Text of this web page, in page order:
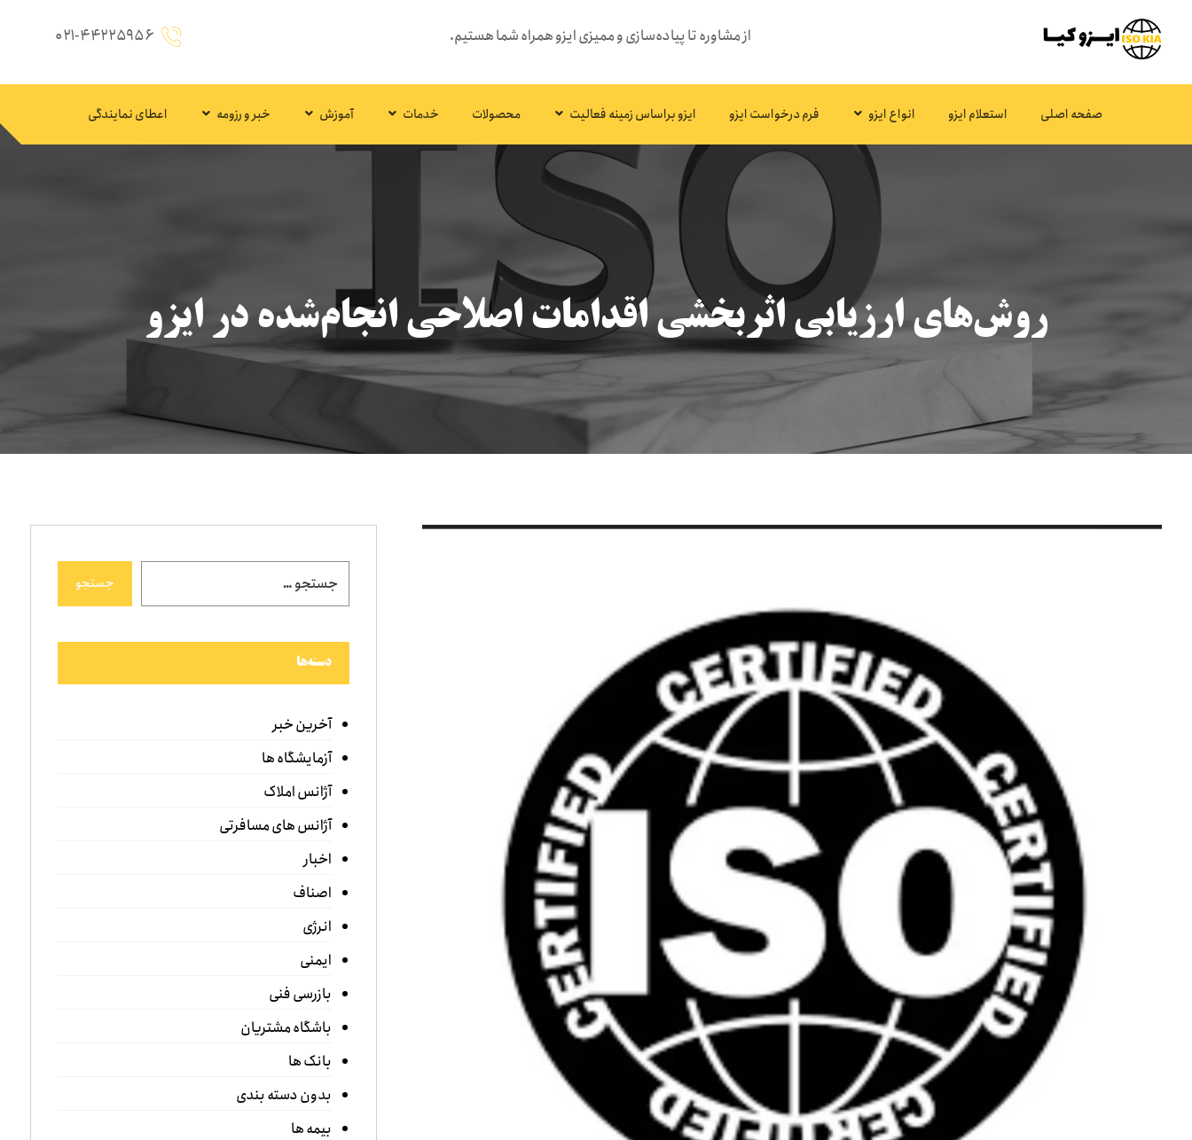
از مشاوره تا پیاده‌سازی و ممیزی ایزو همراه شما هستیم. ۰۲۱-۴۴۲۲۵۹۵۶
صفحه اصلی استعلام ایزو انواع ایزو فرم درخواست ایزو ایزو براساس زمینه فعالیت محصولات خدمات آموزش خبر و رزومه اعطای نمایندگی
روش‌های ارزیابی اثربخشی اقدامات اصلاحی انجام‌شده در ایزو
جستجو
دسته‌ها
آخرین خبر
آزمایشگاه ها
آژانس املاک
آژانس های مسافرتی
اخبار
اصناف
انرژی
ایمنی
بازرسی فنی
باشگاه مشتریان
بانک ها
بدون دسته بندی
بیمه ها